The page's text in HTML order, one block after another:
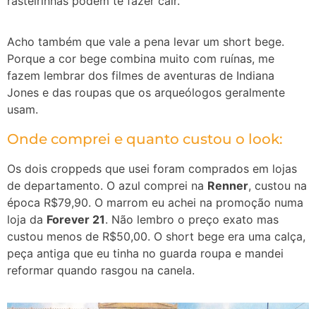
Acho também que vale a pena levar um short bege.
Porque a cor bege combina muito com ruínas, me
fazem lembrar dos filmes de aventuras de Indiana
Jones e das roupas que os arqueólogos geralmente
usam.
Onde comprei e quanto custou o look:
Os dois croppeds que usei foram comprados em lojas
de departamento. O azul comprei na Renner, custou na
época R$79,90. O marrom eu achei na promoção numa
loja da Forever 21. Não lembro o preço exato mas
custou menos de R$50,00. O short bege era uma calça,
peça antiga que eu tinha no guarda roupa e mandei
reformar quando rasgou na canela.